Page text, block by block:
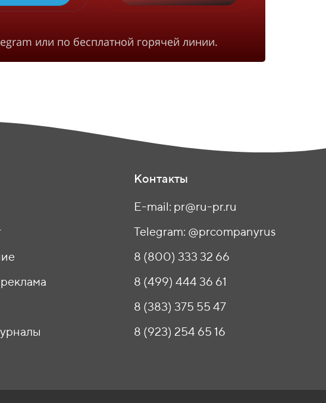
или по бесплатной горячей линии.
Контакты
E-mail: pr@ru-pr.ru
Telegram: @prcompanyrus
8 (800) 333 32 66
8 (499) 444 36 61
8 (383) 375 55 47
8 (923) 254 65 16